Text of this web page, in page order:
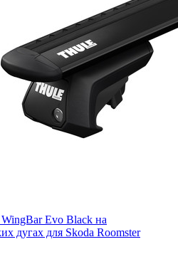
Evo Black на
дугах для Skoda Roomster